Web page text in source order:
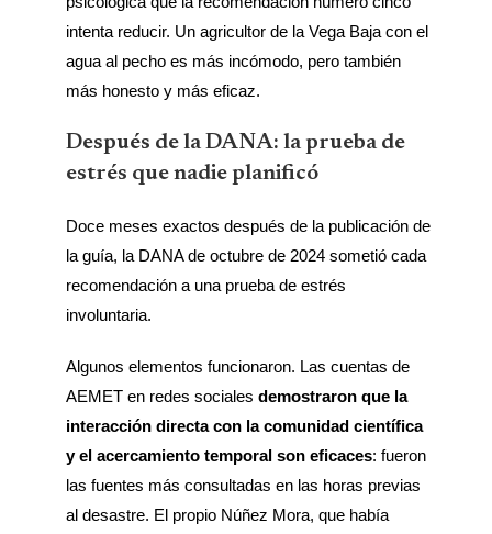
intenta reducir. Un agricultor de la Vega Baja con el
agua al pecho es más incómodo, pero también
más honesto y más eficaz.
Después de la DANA: la prueba de
estrés que nadie planificó
Doce meses exactos después de la publicación de
la guía, la DANA de octubre de 2024 sometió cada
recomendación a una prueba de estrés
involuntaria.
Algunos elementos funcionaron. Las cuentas de
AEMET en redes sociales demostraron que la
interacción directa con la comunidad científica
y el acercamiento temporal son eficaces: fueron
las fuentes más consultadas en las horas previas
al desastre. El propio Núñez Mora, que había